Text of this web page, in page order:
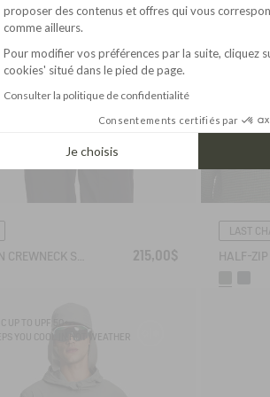
215,00$
LAST
HALF-ZIP
UP TO UPF 50+
YOU COOL IN HOT WEATHER
proposer des contenus et offres qui vous
comme ailleurs.
Pour modifier vos préférences par la suite, cliquez
cookies' situé dans le pied de page.
Consulter la politique de confidentialité
Consentements certifiés par
Je choisis